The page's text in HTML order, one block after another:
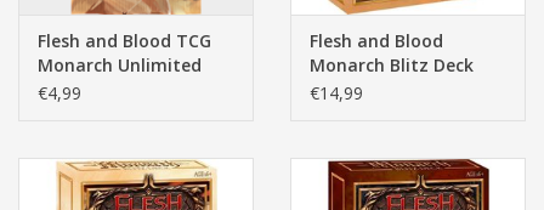
Speelgoed & hobby
Cadeau & feest
Contact/Locatie
Flesh and Blood TCG
Monarch Unlimited
Boosterpack 15-card
€4,99
Flesh and Blood
Monarch Blitz Deck
Prism
€14,99